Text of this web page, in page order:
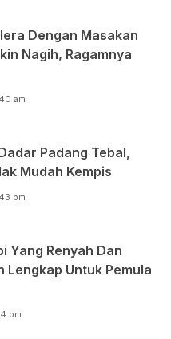
Dengan Masakan
Nagih, Ragamnya
am
Padang Tebal,
Mudah Kempis
pm
Yang Renyah Dan
Lengkap Untuk Pemula
pm